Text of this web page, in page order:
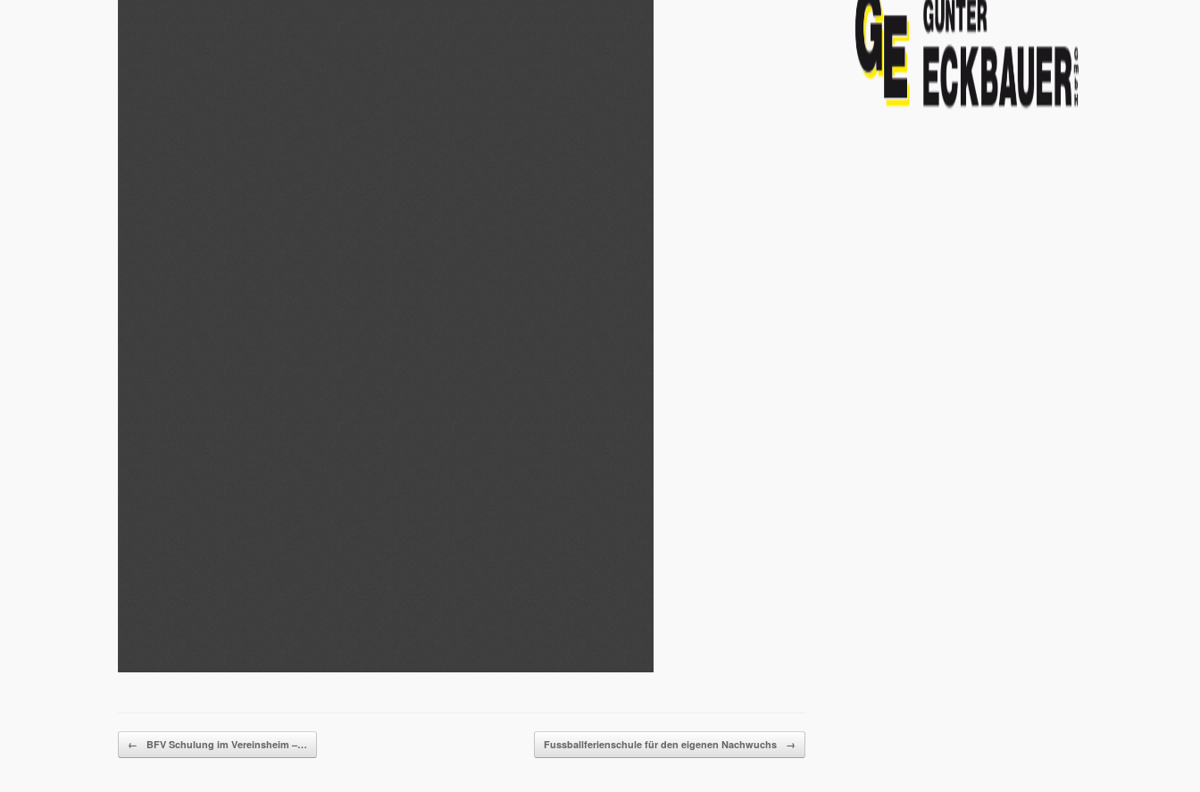
Beitragsnavigation
← BFV Schulung im Vereinsheim –… Fussballferienschule für den eigenen Nachwuchs →